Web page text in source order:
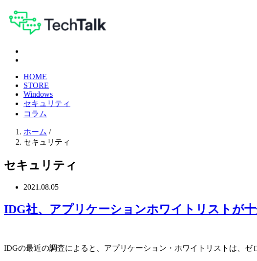
HOME
STORE
Windows
セキュリティ
コラム
ホーム /
セキュリティ
セキュリティ
2021.08.05
IDG社、アプリケーションホワイトリストが
IDGの最近の調査によると、アプリケーション・ホワイトリストは、